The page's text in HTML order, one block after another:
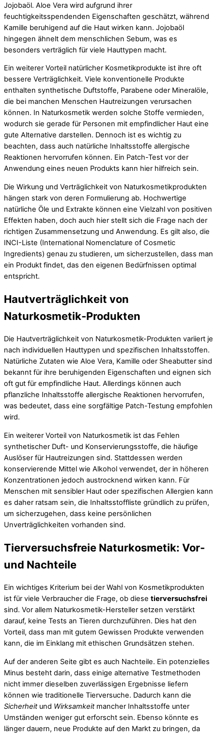
Jojobaöl. Aloe Vera wird aufgrund ihrer
feuchtigkeitsspendenden Eigenschaften geschätzt, während
Kamille beruhigend auf die Haut wirken kann. Jojobaöl
hingegen ähnelt dem menschlichen Sebum, was es
besonders verträglich für viele Hauttypen macht.
Ein weiterer Vorteil natürlicher Kosmetikprodukte ist ihre oft
bessere Verträglichkeit. Viele konventionelle Produkte
enthalten synthetische Duftstoffe, Parabene oder Mineralöle,
die bei manchen Menschen Hautreizungen verursachen
können. In Naturkosmetik werden solche Stoffe vermieden,
wodurch sie gerade für Personen mit empfindlicher Haut eine
gute Alternative darstellen. Dennoch ist es wichtig zu
beachten, dass auch natürliche Inhaltsstoffe allergische
Reaktionen hervorrufen können. Ein Patch-Test vor der
Anwendung eines neuen Produkts kann hier hilfreich sein.
Die Wirkung und Verträglichkeit von Naturkosmetikprodukten
hängen stark von deren Formulierung ab. Hochwertige
natürliche Öle und Extrakte können eine Vielzahl von positiven
Effekten haben, doch auch hier stellt sich die Frage nach der
richtigen Zusammensetzung und Anwendung. Es gilt also, die
INCI-Liste (International Nomenclature of Cosmetic
Ingredients) genau zu studieren, um sicherzustellen, dass man
ein Produkt findet, das den eigenen Bedürfnissen optimal
entspricht.
Hautverträglichkeit von
Naturkosmetik-Produkten
Die Hautverträglichkeit von Naturkosmetik-Produkten variiert je
nach individuellen Hauttypen und spezifischen Inhaltsstoffen.
Natürliche Zutaten wie Aloe Vera, Kamille oder Sheabutter sind
bekannt für ihre beruhigenden Eigenschaften und eignen sich
oft gut für empfindliche Haut. Allerdings können auch
pflanzliche Inhaltsstoffe allergische Reaktionen hervorrufen,
was bedeutet, dass eine sorgfältige Patch-Testung empfohlen
wird.
Ein weiterer Vorteil von Naturkosmetik ist das Fehlen
synthetischer Duft- und Konservierungsstoffe, die häufige
Auslöser für Hautreizungen sind. Stattdessen werden
konservierende Mittel wie Alkohol verwendet, der in höheren
Konzentrationen jedoch austrocknend wirken kann. Für
Menschen mit sensibler Haut oder spezifischen Allergien kann
es daher ratsam sein, die Inhaltsstoffliste gründlich zu prüfen,
um sicherzugehen, dass keine persönlichen
Unverträglichkeiten vorhanden sind.
Tierversuchsfreie Naturkosmetik: Vor-
und Nachteile
Ein wichtiges Kriterium bei der Wahl von Kosmetikprodukten
ist für viele Verbraucher die Frage, ob diese tierversuchsfrei
sind. Vor allem Naturkosmetik-Hersteller setzen verstärkt
darauf, keine Tests an Tieren durchzuführen. Dies hat den
Vorteil, dass man mit gutem Gewissen Produkte verwenden
kann, die im Einklang mit ethischen Grundsätzen stehen.
Auf der anderen Seite gibt es auch Nachteile. Ein potenzielles
Minus besteht darin, dass einige alternative Testmethoden
nicht immer dieselben zuverlässigen Ergebnisse liefern
können wie traditionelle Tierversuche. Dadurch kann die
Sicherheitund Wirksamkeitmancher Inhaltsstoffe unter
Umständen weniger gut erforscht sein. Ebenso könnte es
länger dauern, neue Produkte auf den Markt zu bringen, da